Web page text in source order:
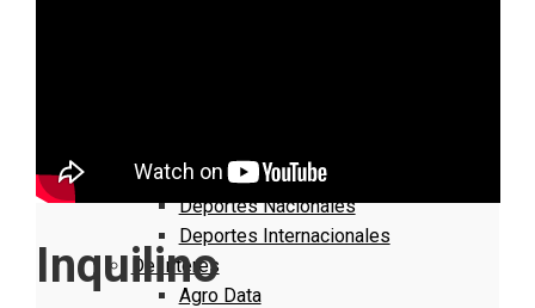
Deportes Locales
Deportes Nacionales
Deportes Internacionales
De Interés
Agro Data
Inquilino